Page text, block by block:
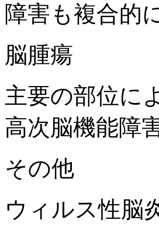
障害も複合的
脳腫瘍
主要の部位に
高次脳機能障
その他
ウィルス性脳